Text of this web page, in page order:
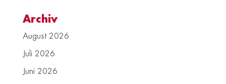
Archiv
August 2026
Juli 2026
Juni 2026